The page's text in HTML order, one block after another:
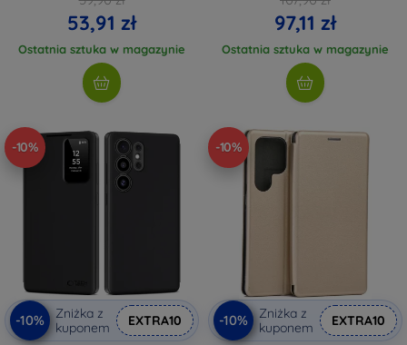
53,91 zł
Ostatnia sztuka w magazynie
97,11 zł
Ostatnia sztuka w magazynie
-10%
-10%
Zniżka z
kuponem
EXTRA10
-10%
-10%
Zniżka z
kuponem
EXTRA10